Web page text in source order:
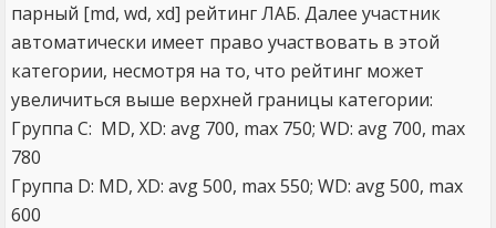
парный [md, wd, xd] рейтинг ЛАБ. Далее участник
автоматически имеет право участвовать в этой
категории, несмотря на то, что рейтинг может
увеличиться выше верхней границы категории:
Группа C: MD, XD: avg 700, max 750; WD: avg 700, max
780
Группа D: MD, XD: avg 500, max 550; WD: avg 500, max
600